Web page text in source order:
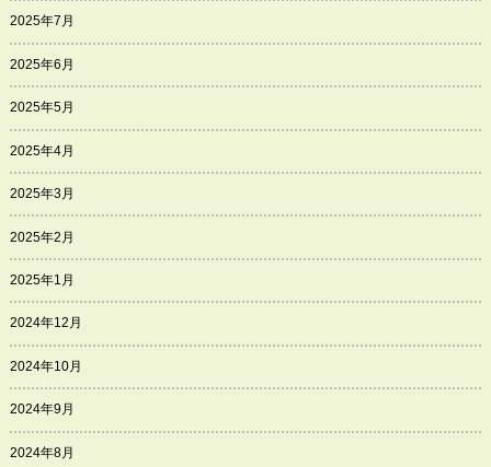
2025年7月
2025年6月
2025年5月
2025年4月
2025年3月
2025年2月
2025年1月
2024年12月
2024年10月
2024年9月
2024年8月